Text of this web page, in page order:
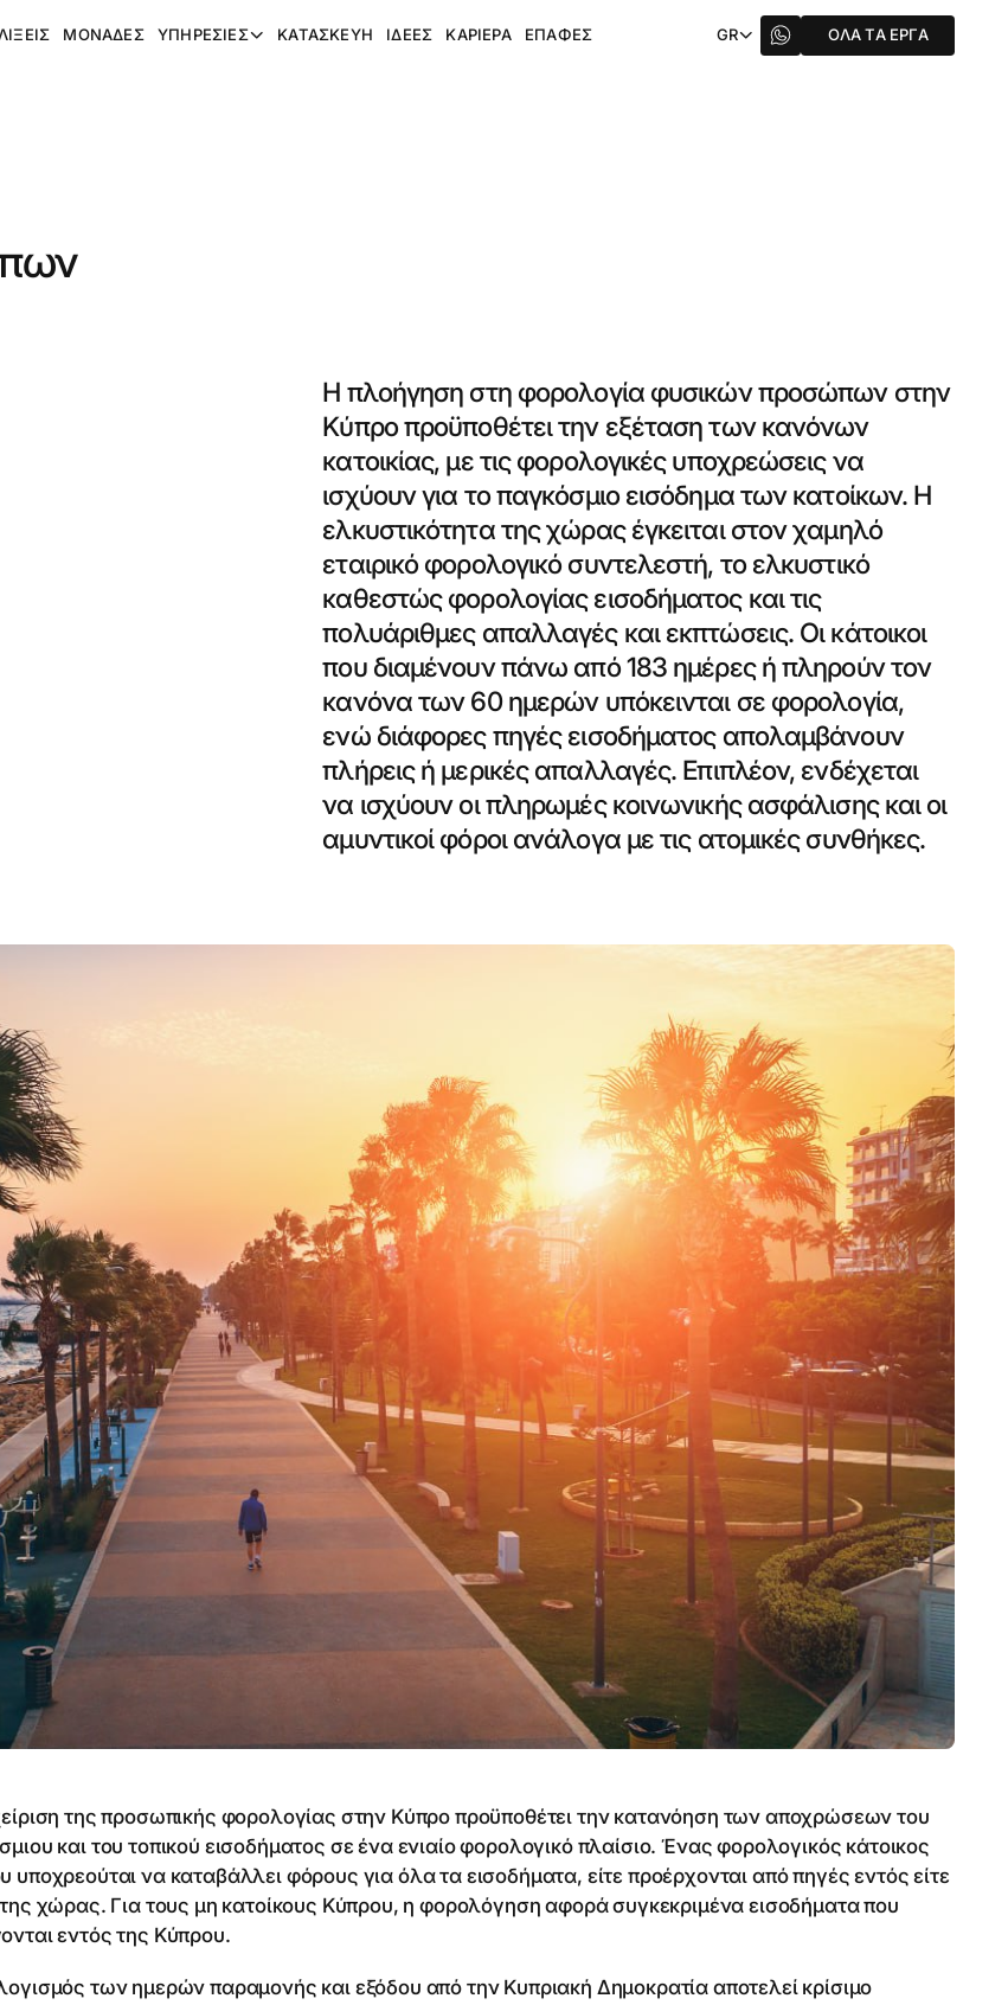
ΜΟΝΆΔΕΣ ΥΠΗΡΕΣΊΕΣ ΚΑΤΑΣΚΕΥΉ ΙΔΈΕΣ ΚΑΡΙΈΡΑ ΕΠΑΦΈΣ GR ΌΛΑ ΤΑ ΈΡΓΑ
Η πλοήγηση στη φορολογία φυσικών προσώπων στην
Κύπρο προϋποθέτει την εξέταση των κανόνων
κατοικίας, με τις φορολογικές υποχρεώσεις να
ισχύουν για το παγκόσμιο εισόδημα των κατοίκων. Η
ελκυστικότητα της χώρας έγκειται στον χαμηλό
εταιρικό φορολογικό συντελεστή, το ελκυστικό
καθεστώς φορολογίας εισοδήματος και τις
πολυάριθμες απαλλαγές και εκπτώσεις. Οι κάτοικοι
που διαμένουν πάνω από 183 ημέρες ή πληρούν τον
κανόνα των 60 ημερών υπόκεινται σε φορολογία,
ενώ διάφορες πηγές εισοδήματος απολαμβάνουν
πλήρεις ή μερικές απαλλαγές. Επιπλέον, ενδέχεται
να ισχύουν οι πληρωμές κοινωνικής ασφάλισης και οι
αμυντικοί φόροι ανάλογα με τις ατομικές συνθήκες.
της προσωπικής φορολογίας στην Κύπρο προϋποθέτει την κατανόηση των αποχρώσεων του
και του τοπικού εισοδήματος σε ένα ενιαίο φορολογικό πλαίσιο. Ένας φορολογικός κάτοικος
υποχρεούται να καταβάλλει φόρους για όλα τα εισοδήματα, είτε προέρχονται από πηγές εντός είτε
χώρας. Για τους μη κατοίκους Κύπρου, η φορολόγηση αφορά συγκεκριμένα εισοδήματα που
εντός της Κύπρου.
των ημερών παραμονής και εξόδου από την Κυπριακή Δημοκρατία αποτελεί κρίσιμο